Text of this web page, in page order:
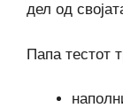
дел од
Папа тестот